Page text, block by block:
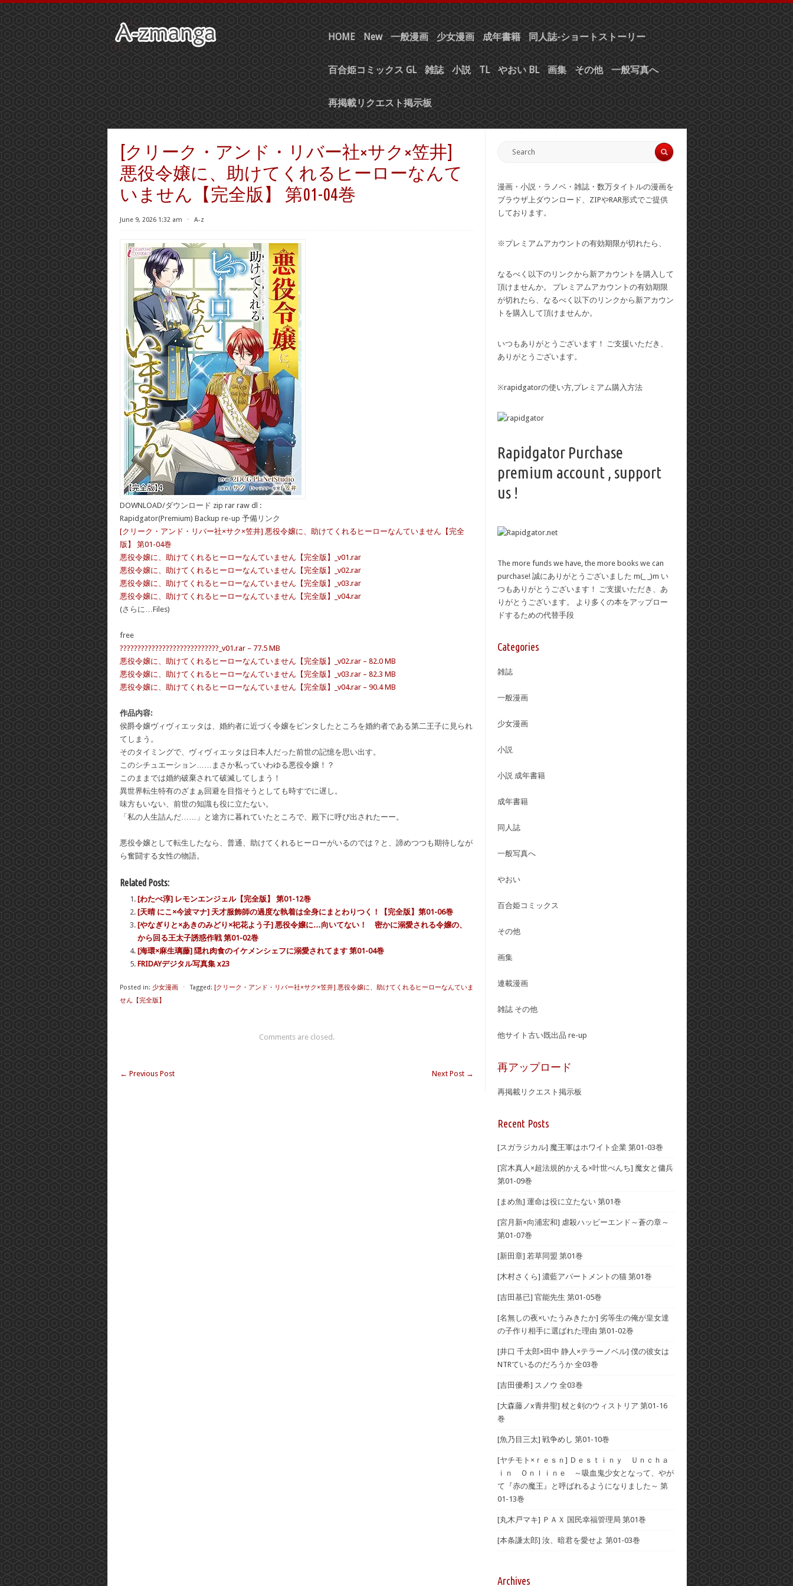
HOME New 一般漫画 少女漫画 成年書籍 同人誌-ショートストーリー
百合姫コミックス GL 雑誌 小説 TL やおい BL 画集 その他 一般写真へ
再掲載リクエスト掲示板
[クリーク・アンド・リバー社×サク×笠井]
悪役令嬢に、助けてくれるヒーローなんて
いません【完全版】 第01-04巻
June 9, 2026 1:32 am ⋅ A-z
DOWNLOAD/ダウンロード zip rar raw dl :
Rapidgator(Premium) Backup re-up 予備リンク
[クリーク・アンド・リバー社×サク×笠井] 悪役令嬢に、助けてくれるヒーローなんていません【完全
版】 第01-04巻
悪役令嬢に、助けてくれるヒーローなんていません【完全版】_v01.rar
悪役令嬢に、助けてくれるヒーローなんていません【完全版】_v02.rar
悪役令嬢に、助けてくれるヒーローなんていません【完全版】_v03.rar
悪役令嬢に、助けてくれるヒーローなんていません【完全版】_v04.rar
(さらに…Files)
free
????????????????????????????_v01.rar – 77.5 MB
悪役令嬢に、助けてくれるヒーローなんていません【完全版】_v02.rar – 82.0 MB
悪役令嬢に、助けてくれるヒーローなんていません【完全版】_v03.rar – 82.3 MB
悪役令嬢に、助けてくれるヒーローなんていません【完全版】_v04.rar – 90.4 MB
作品内容:
侯爵令嬢ヴィヴィエッタは、婚約者に近づく令嬢をビンタしたところを婚約者である第二王子に見られ
てしまう。
そのタイミングで、ヴィヴィエッタは日本人だった前世の記憶を思い出す。
このシチュエーション……まさか私っていわゆる悪役令嬢！？
このままでは婚約破棄されて破滅してしまう！
異世界転生特有のざまぁ回避を目指そうとしても時すでに遅し。
味方もいない、前世の知識も役に立たない。
「私の人生詰んだ……」と途方に暮れていたところで、殿下に呼び出されたーー。
悪役令嬢として転生したなら、普通、助けてくれるヒーローがいるのでは？と、諦めつつも期待しなが
ら奮闘する女性の物語。
Related Posts:
[わたべ淳] レモンエンジェル【完全版】 第01-12巻
[天晴 にこ×今波マナ] 天才服飾師の過度な執着は全身にまとわりつく！【完全版】第01-06巻
[やなぎりと×あきのみどり×祀花よう子] 悪役令嬢に…向いてない！ 密かに溺愛される令嬢の、
から回る王太子誘惑作戦 第01-02巻
[海環×麻生璃藤] 隠れ肉食のイケメンシェフに溺愛されてます 第01-04巻
FRIDAYデジタル写真集 x23
Posted in: 少女漫画 ⋅ Tagged: [クリーク・アンド・リバー社×サク×笠井] 悪役令嬢に、助けてくれるヒーローなんていま
せん【完全版】
Comments are closed.
← Previous Post Next Post →
漫画・小説・ラノベ・雑誌・数万タイトルの漫画を
ブラウザ上ダウンロード、ZIPやRAR形式でご提供
しております。
※プレミアムアカウントの有効期限が切れたら、
なるべく以下のリンクから新アカウントを購入して
頂けませんか。 プレミアムアカウントの有効期限
が切れたら、なるべく以下のリンクから新アカウン
トを購入して頂けませんか。
いつもありがとうございます！ ご支援いただき、
ありがとうございます。
※rapidgatorの使い方,プレミアム購入方法
Rapidgator Purchase
premium account , support
us !
The more funds we have, the more books we can
purchase! 誠にありがとうございました m(_ _)m い
つもありがとうございます！ ご支援いただき、あ
りがとうございます。 より多くの本をアップロー
ドするための代替手段
Categories
雑誌
一般漫画
少女漫画
小説
小説 成年書籍
成年書籍
同人誌
一般写真へ
やおい
百合姫コミックス
その他
画集
連載漫画
雑誌 その他
他サイト古い既出品 re-up
再アップロード
再掲載リクエスト掲示板
Recent Posts
[スガラジカル] 魔王軍はホワイト企業 第01-03巻
[宮木真人×超法規的かえる×叶世べんち] 魔女と傭兵
第01-09巻
[まめ魚] 運命は役に立たない 第01巻
[宮月新×向浦宏和] 虐殺ハッピーエンド～蒼の章～
第01-07巻
[新田章] 若草同盟 第01巻
[木村さくら] 濃藍アパートメントの猫 第01巻
[吉田基已] 官能先生 第01-05巻
[名無しの夜×いたうみきたか] 劣等生の俺が皇女達
の子作り相手に選ばれた理由 第01-02巻
[井口 千太郎×田中 静人×テラーノベル] 僕の彼女は
NTRているのだろうか 全03巻
[吉田優希] スノウ 全03巻
[大森藤ノx青井聖] 杖と剣のウィストリア 第01-16
巻
[魚乃目三太] 戦争めし 第01-10巻
[ヤチモト×ｒｅｓｎ] Ｄｅｓｔｉｎｙ Ｕｎｃｈａ
ｉｎ Ｏｎｌｉｎｅ ～吸血鬼少女となって、やが
て『赤の魔王』と呼ばれるようになりました～ 第
01-13巻
[丸木戸マキ] ＰＡＸ 国民幸福管理局 第01巻
[本条謙太郎] 汝、暗君を愛せよ 第01-03巻
Archives